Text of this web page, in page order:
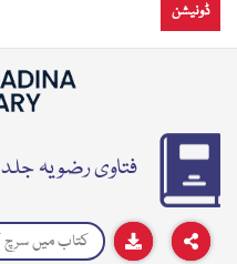
ڈونیشن
فتاوی رضویہ جلد ۲۰